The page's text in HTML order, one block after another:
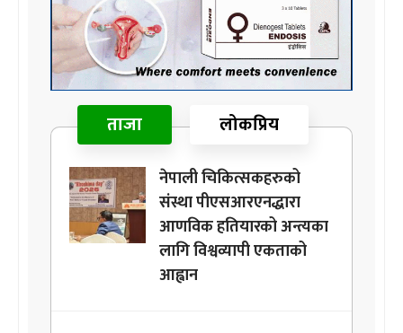
ताजा लोकप्रिय
नेपाली चिकित्सकहरुको
संस्था पीएसआरएनद्धारा
आणविक हतियारको अन्त्यका
लागि विश्वव्यापी एकताको
आह्वान